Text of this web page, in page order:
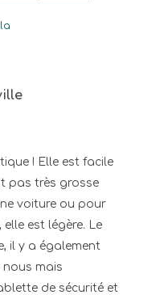
! Elle est facile
pas très grosse
voiture ou pour
est légère. Le
il y a également
mais
de sécurité et